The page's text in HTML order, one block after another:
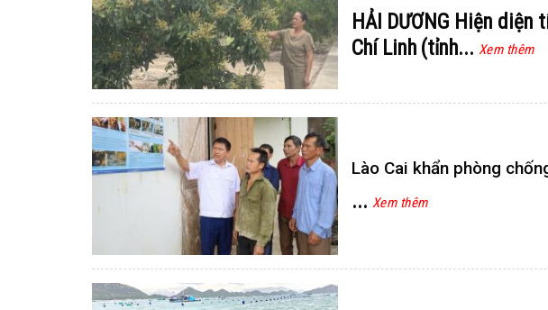
HẢI DƯƠNG Hiện diện
Chí Linh (tỉnh... Xem thêm
Lào Cai khẩn phòng
... Xem thêm